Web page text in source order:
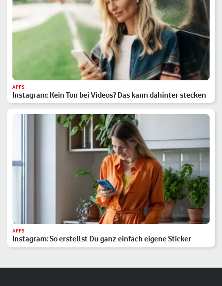
APPS
Instagram: Kein Ton bei Videos? Das kann dahinter stecken
APPS
Instagram: So erstellst Du ganz einfach eigene Sticker